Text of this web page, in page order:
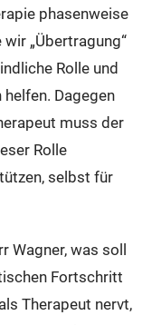
phasenweise
„Übertragung“
Rolle und
Dagegen
muss der
Rolle
selbst für
Wagner, was soll
Fortschritt
Therapeut nervt,